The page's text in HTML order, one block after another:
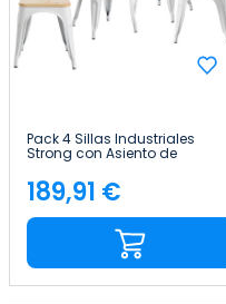
Pack 4 Sillas Industriales
Strong con Asiento de
Madera 45x54x85cm Thinia
Home
Precio
189,91 €